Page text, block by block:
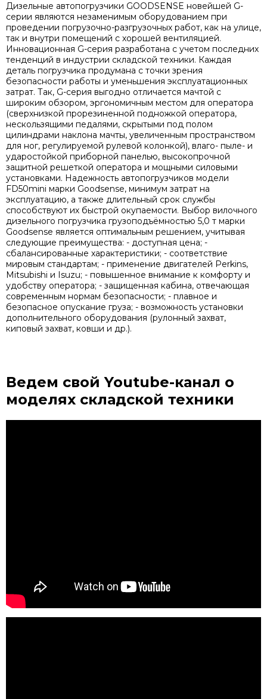
Дизельные автопогрузчики GOODSENSE новейшей G-
серии являются незаменимым оборудованием при
проведении погрузочно-разгрузочных работ, как на улице,
так и внутри помещений с хорошей вентиляцией.
Инновационная G-серия разработана с учетом последних
тенденций в индустрии складской техники. Каждая
деталь погрузчика продумана с точки зрения
безопасности работы и уменьшения эксплуатационных
затрат. Так, G-серия выгодно отличается мачтой с
широким обзором, эргономичным местом для оператора
(сверхнизкой прорезиненной подножкой оператора,
нескользящими педалями, скрытыми под полом
цилиндрами наклона мачты, увеличенным пространством
для ног, регулируемой рулевой колонкой), влаго- пыле- и
ударостойкой приборной панелью, высокопрочной
защитной решеткой оператора и мощными силовыми
установками. Надежность автопогрузчиков модели
FD50mini марки Goodsense, минимум затрат на
эксплуатацию, а также длительный срок службы
способствуют их быстрой окупаемости. Выбор вилочного
дизельного погрузчика грузоподъёмностью 5,0 т марки
Goodsense является оптимальным решением, учитывая
следующие преимущества: - доступная цена; -
сбалансированные характеристики; - соответствие
мировым стандартам; - применение двигателей Perkins,
Mitsubishi и Isuzu; - повышенное внимание к комфорту и
удобству оператора; - защищенная кабина, отвечающая
современным нормам безопасности; - плавное и
безопасное опускание груза; - возможность установки
дополнительного оборудования (рулонный захват,
киповый захват, ковши и др.).
Ведем свой Youtube-канал о
моделях складской техники